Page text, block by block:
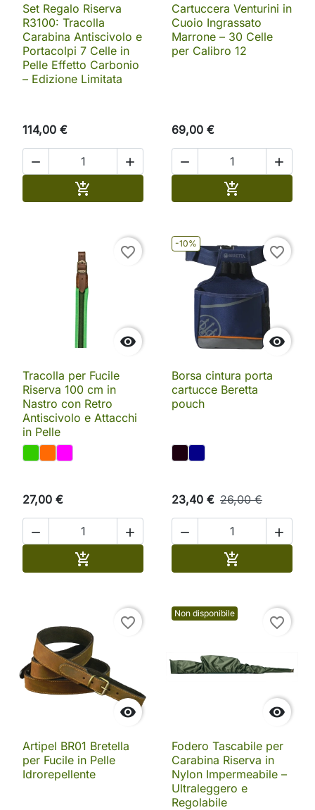
Set Regalo Riserva
R3100: Tracolla
Carabina Antiscivolo e
Portacolpi 7 Celle in
Pelle Effetto Carbonio
– Edizione Limitata
114,00 €
 

Cartuccera Venturini in
Cuoio Ingrassato
Marrone – 30 Celle
per Calibro 12
69,00 €
 


favorite_border
Tracolla per Fucile
Riserva 100 cm in
Nastro con Retro
Antiscivolo e Attacchi
in Pelle
27,00 €
 

-10%

favorite_border
Borsa cintura porta
cartucce Beretta
pouch
23,40 € 26,00 €
 


favorite_border
Artipel BR01 Bretella
per Fucile in Pelle
Idrorepellente
Non disponibile

favorite_border
Fodero Tascabile per
Carabina Riserva in
Nylon Impermeabile –
Ultraleggero e
Regolabile